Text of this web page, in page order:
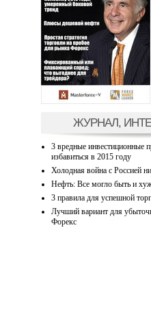
ЖУРНАЛ,
3 вредные инвестиционные
избавиться в 2015 году
Холодная война с Россией
Нефть: Все могло быть и
3 правила для успешной
Лучший вариант для
Форекс